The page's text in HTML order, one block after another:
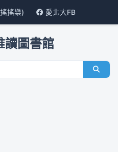
搖樂) 愛北大FB
讀圖書館